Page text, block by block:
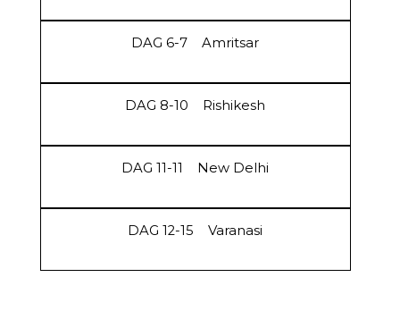
DAG 6-7 Amritsar
DAG 8-10 Rishikesh
DAG 11-11 New Delhi
DAG 12-15 Varanasi